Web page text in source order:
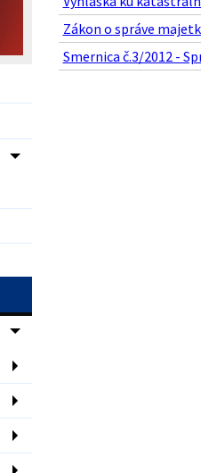
Zákon o správe
Smernica č.3/2012 -